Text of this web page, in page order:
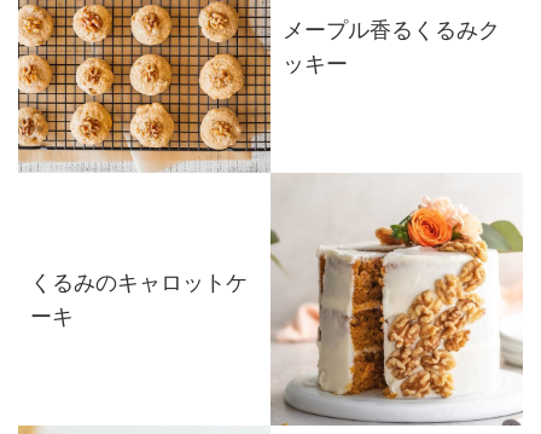
メープル香るくるみク
ッキー
くるみのキャロットケ
ーキ